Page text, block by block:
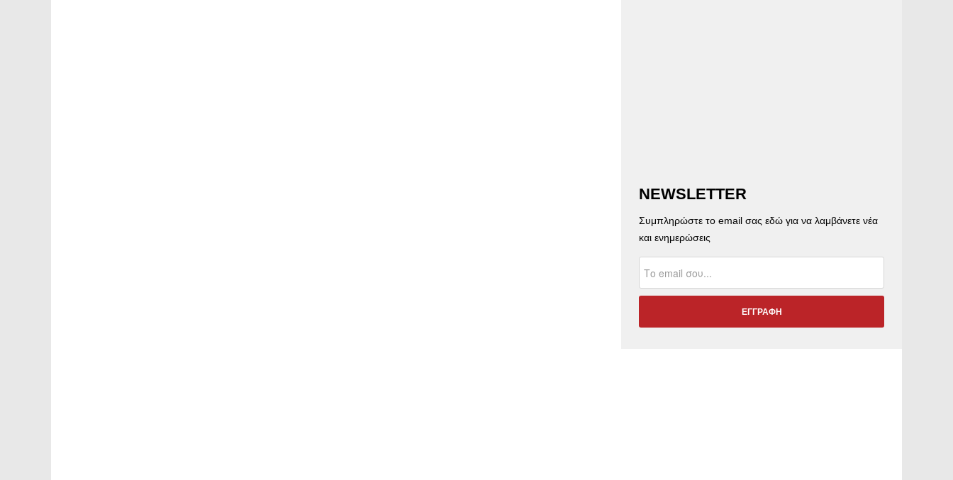
NEWSLETTER
Συμπληρώστε το email σας εδώ για να λαμβάνετε νέα
και ενημερώσεις